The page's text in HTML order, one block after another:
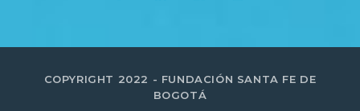
COPYRIGHT 2022 - FUNDACIÓN SANTA FE DE
BOGOTÁ